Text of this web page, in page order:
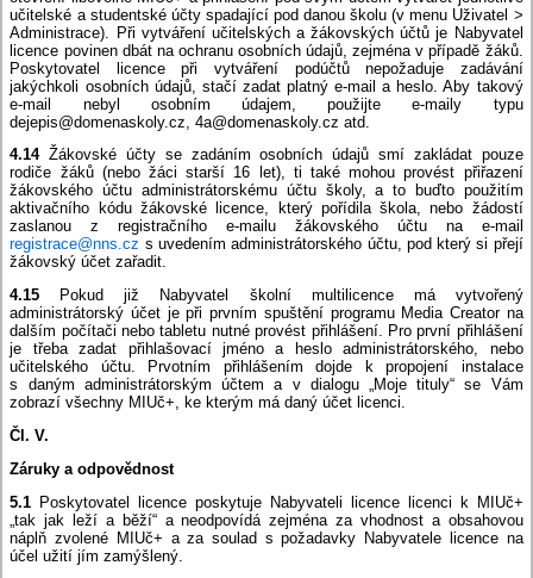
učitelské a studentské účty spadající pod danou školu (v menu Uživatel >
Administrace). Při vytváření učitelských a žákovských účtů je Nabyvatel
licence povinen dbát na ochranu osobních údajů, zejména v případě žáků.
Poskytovatel licence při vytváření podúčtů nepožaduje zadávání
jakýchkoli osobních údajů, stačí zadat platný e-mail a heslo. Aby takový
e-mail nebyl osobním údajem, použijte e-maily typu
dejepis@domenaskoly.cz, 4a@domenaskoly.cz atd.
4.14Žákovské účty se zadáním osobních údajů smí zakládat pouze
rodiče žáků (nebo žáci starší 16 let), ti také mohou provést přiřazení
žákovského účtu administrátorskému účtu školy, a to buďto použitím
aktivačního kódu žákovské licence, který pořídila škola, nebo žádostí
zaslanou z registračního e-mailu žákovského účtu na e-mail
registrace@nns.cz s uvedením administrátorského účtu, pod který si přejí
žákovský účet zařadit.
4.15 Pokud již Nabyvatel školní multilicence má vytvořený
administrátorský účet je při prvním spuštění programu Media Creator na
dalším počítači nebo tabletu nutné provést přihlášení. Pro první přihlášení
je třeba zadat přihlašovací jméno a heslo administrátorského, nebo
učitelského účtu. Prvotním přihlášením dojde k propojení instalace
s daným administrátorským účtem a v dialogu „Moje tituly“ se Vám
zobrazí všechny MIUč+, ke kterým má daný účet licenci.
Čl. V.
Záruky a odpovědnost
5.1 Poskytovatel licence poskytuje Nabyvateli licence licenci k MIUč+
„tak jak leží a běží“ a neodpovídá zejména za vhodnost a obsahovou
náplň zvolené MIUč+ a za soulad s požadavky Nabyvatele licence na
účel užití jím zamýšlený.